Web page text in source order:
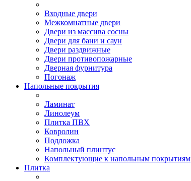
Входные двери
Межкомнатные двери
Двери из массива сосны
Двери для бани и саун
Двери раздвижные
Двери противопожарные
Дверная фурнитура
Погонаж
Напольные покрытия
Ламинат
Линолеум
Плитка ПВХ
Ковролин
Подложка
Напольный плинтус
Комплектующие к напольным покрытиям
Плитка